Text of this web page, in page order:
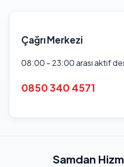
Çağrı Merkezi
08:00 - 23:00 arası aktif
0850 340 4571
Samdan